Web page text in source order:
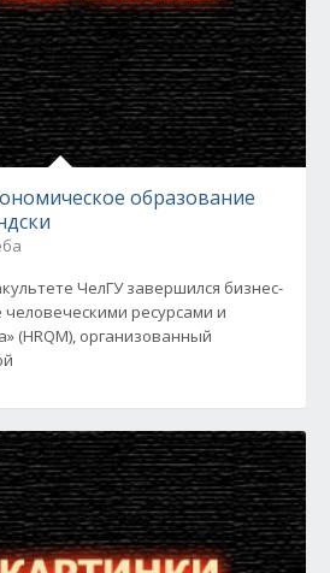
образование
ЧелГУ завершился бизнес-
ресурсами и
(HRQM), организованный